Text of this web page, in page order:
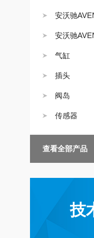
安沃驰
安沃驰
气缸
插头
阀岛
传感器
查看全部产品
技